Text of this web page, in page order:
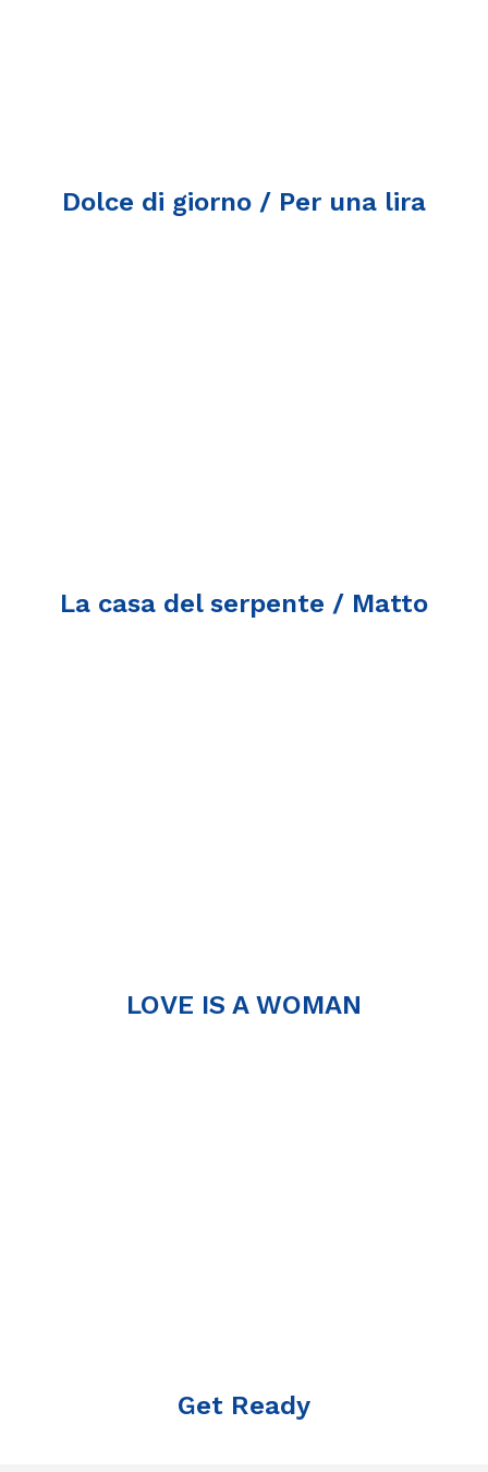
Dolce di giorno / Per una lira
La casa del serpente / Matto
LOVE IS A WOMAN
Get Ready